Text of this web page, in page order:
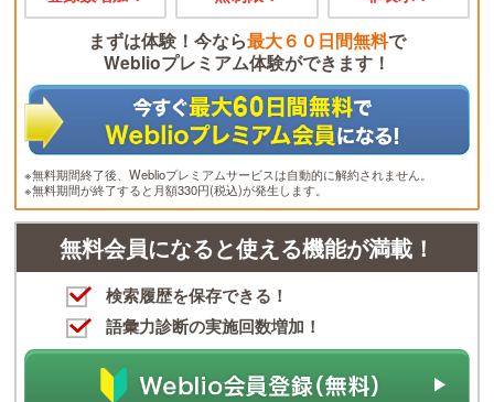
まずは体験！今なら最大６０日間無料で
Weblioプレミアム体験ができます！
※無料期間終了後、Weblioプレミアムサービスは自動的に解約されません。
※無料期間が終了すると月額330円(税込)が発生します。
無料会員になると使える機能が満載！
検索履歴を保存できる！
語彙力診断の実施回数増加！